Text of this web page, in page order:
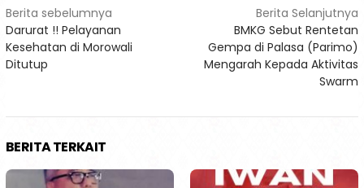
Navigasi
pos
Berita sebelumnya
Darurat !! Pelayanan
Kesehatan di Morowali
Ditutup
Berita Selanjutnya
BMKG Sebut Rentetan
Gempa di Palasa (Parimo)
Mengarah Kepada Aktivitas
Swarm
BERITA TERKAIT